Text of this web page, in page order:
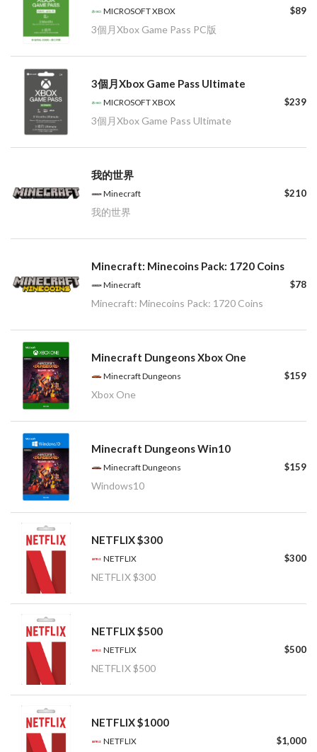
$89
MICROSOFT XBOX
3個月Xbox Game Pass PC版
3個月Xbox Game Pass Ultimate
$239
MICROSOFT XBOX
3個月Xbox Game Pass Ultimate
我的世界
$210
Minecraft
我的世界
Minecraft: Minecoins Pack: 1720 Coins
$78
Minecraft
Minecraft: Minecoins Pack: 1720 Coins
Minecraft Dungeons Xbox One
$159
Minecraft Dungeons
Xbox One
Minecraft Dungeons Win10
$159
Minecraft Dungeons
Windows10
NETFLIX $300
$300
NETFLIX
NETFLIX $300
NETFLIX $500
$500
NETFLIX
NETFLIX $500
NETFLIX $1000
$1,000
NETFLIX